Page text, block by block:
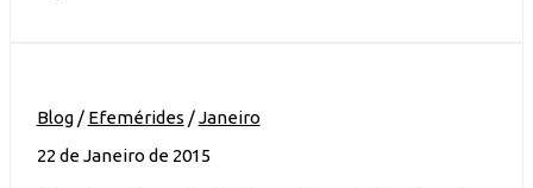
Blog/ Efemérides /Janeiro
22 de Janeiro de 2015